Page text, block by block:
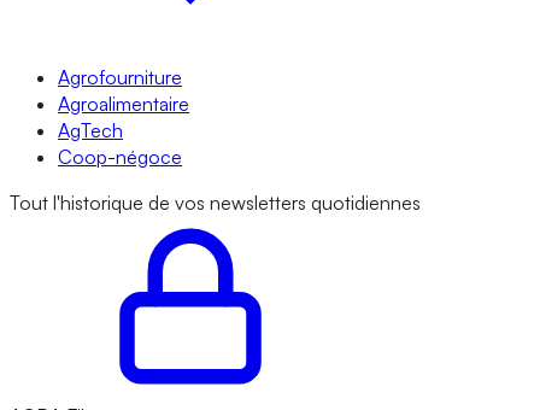
Agrofourniture
Agroalimentaire
AgTech
Coop-négoce
Tout l'historique de vos newsletters quotidiennes